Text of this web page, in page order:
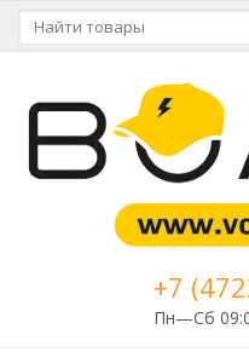
+7
Пн—Сб